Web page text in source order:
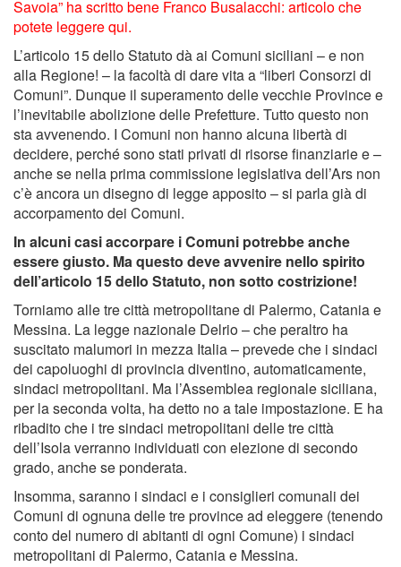
Savoia” ha scritto bene Franco Busalacchi: articolo che
potete leggere qui.
L’articolo 15 dello Statuto dà ai Comuni siciliani – e non
alla Regione! – la facoltà di dare vita a “liberi Consorzi di
Comuni”. Dunque il superamento delle vecchie Province e
l’inevitabile abolizione delle Prefetture. Tutto questo non
sta avvenendo. I Comuni non hanno alcuna libertà di
decidere, perché sono stati privati di risorse finanziarie e –
anche se nella prima commissione legislativa dell’Ars non
c’è ancora un disegno di legge apposito – si parla già di
accorpamento dei Comuni.
In alcuni casi accorpare i Comuni potrebbe anche
essere giusto. Ma questo deve avvenire nello spirito
dell’articolo 15 dello Statuto, non sotto costrizione!
Torniamo alle tre città metropolitane di Palermo, Catania e
Messina. La legge nazionale Delrio – che peraltro ha
suscitato malumori in mezza Italia – prevede che i sindaci
dei capoluoghi di provincia diventino, automaticamente,
sindaci metropolitani. Ma l’Assemblea regionale siciliana,
per la seconda volta, ha detto no a tale impostazione. E ha
ribadito che i tre sindaci metropolitani delle tre città
dell’Isola verranno individuati con elezione di secondo
grado, anche se ponderata.
Insomma, saranno i sindaci e i consiglieri comunali dei
Comuni di ognuna delle tre province ad eleggere (tenendo
conto del numero di abitanti di ogni Comune) i sindaci
metropolitani di Palermo, Catania e Messina.